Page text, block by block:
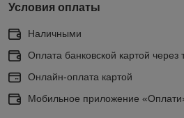
Условия оплаты
Наличными
Оплата банковской картой через
Онлайн-оплата картой
Мобильное приложение